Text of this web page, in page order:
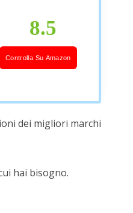
8.5
Controlla Su Amazon
dei migliori marchi
hai bisogno.